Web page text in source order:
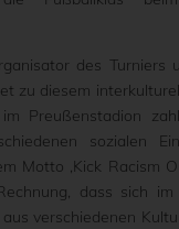
des Turniers
zu diesem
Preußenstadion
sozialen
Motto ‚Kick Racism
dass sich
verschiedenen